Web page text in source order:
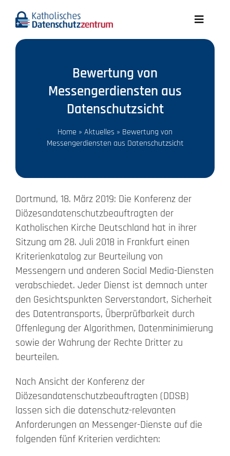
Toggle
Aktuelles
Datenschutz A-Z
Meldungen
Beschwerde
Kontakt
Search
for:
Bewertung von
Messengerdiensten aus
Datenschutzsicht
Home » Aktuelles » Bewertung von
Messengerdiensten aus Datenschutzsicht
Dortmund, 18. März 2019: Die Konferenz der
Diözesandatenschutzbeauftragten der
Katholischen Kirche Deutschland hat in ihrer
Sitzung am 28. Juli 2018 in Frankfurt einen
Kriterienkatalog zur Beurteilung von
Messengern und anderen Social Media-Diensten
verabschiedet. Jeder Dienst ist demnach unter
den Gesichtspunkten Serverstandort, Sicherheit
des Datentransports, Überprüfbarkeit durch
Offenlegung der Algorithmen, Datenminimierung
sowie der Wahrung der Rechte Dritter zu
beurteilen.
Nach Ansicht der Konferenz der
Diözesandatenschutzbeauftragten (DDSB)
lassen sich die datenschutz-relevanten
Anforderungen an Messenger-Dienste auf die
folgenden fünf Kriterien verdichten: